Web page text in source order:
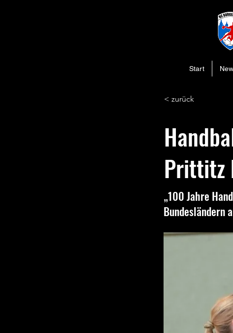
Start
< zurück
Prittitz
„100 Jahre
Bundesländern